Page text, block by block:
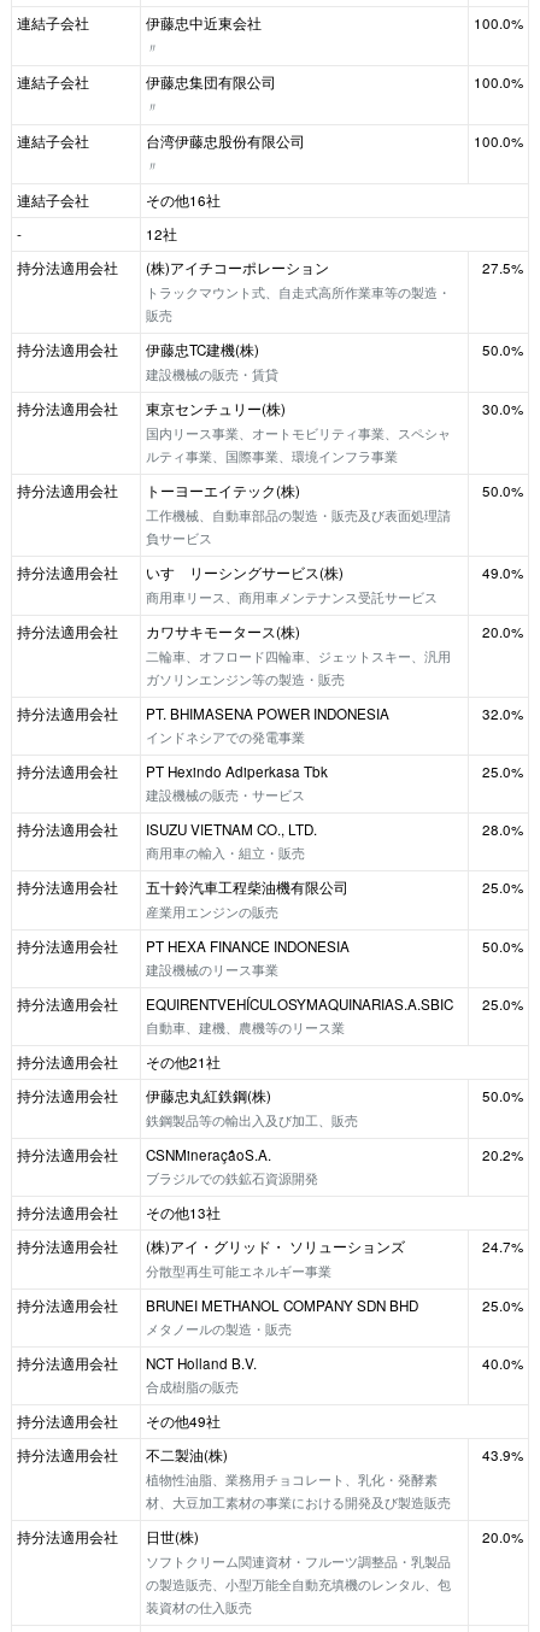
連結子会社
伊藤忠中近東会社
〃
100.0%
連結子会社
伊藤忠集団有限公司
〃
100.0%
連結子会社
台湾伊藤忠股份有限公司
〃
100.0%
連結子会社
その他16社
-
12社
持分法適用会社
(株)アイチコーポレーション
トラックマウント式、自走式高所作業車等の製造・
販売
27.5%
持分法適用会社
伊藤忠TC建機(株)
建設機械の販売・賃貸
50.0%
持分法適用会社
東京センチュリー(株)
国内リース事業、オートモビリティ事業、スペシャ
ルティ事業、国際事業、環境インフラ事業
30.0%
持分法適用会社
トーヨーエイテック(株)
工作機械、自動車部品の製造・販売及び表面処理請
負サービス
50.0%
持分法適用会社
いすゞリーシングサービス(株)
商用車リース、商用車メンテナンス受託サービス
49.0%
持分法適用会社
カワサキモータース(株)
二輪車、オフロード四輪車、ジェットスキー、汎用
ガソリンエンジン等の製造・販売
20.0%
持分法適用会社
PT. BHIMASENA POWER INDONESIA
インドネシアでの発電事業
32.0%
持分法適用会社
PT Hexindo Adiperkasa Tbk
建設機械の販売・サービス
25.0%
持分法適用会社
ISUZU VIETNAM CO., LTD.
商用車の輸入・組立・販売
28.0%
持分法適用会社
五十鈴汽車工程柴油機有限公司
産業用エンジンの販売
25.0%
持分法適用会社
PT HEXA FINANCE INDONESIA
建設機械のリース事業
50.0%
持分法適用会社
EQUIRENTVEHÍCULOSYMAQUINARIAS.A.SBIC
自動車、建機、農機等のリース業
25.0%
持分法適用会社
その他21社
持分法適用会社
伊藤忠丸紅鉄鋼(株)
鉄鋼製品等の輸出入及び加工、販売
50.0%
持分法適用会社
CSNMineraçãoS.A.
ブラジルでの鉄鉱石資源開発
20.2%
持分法適用会社
その他13社
持分法適用会社
(株)アイ・グリッド・ ソリューションズ
分散型再生可能エネルギー事業
24.7%
持分法適用会社
BRUNEI METHANOL COMPANY SDN BHD
メタノールの製造・販売
25.0%
持分法適用会社
NCT Holland B.V.
合成樹脂の販売
40.0%
持分法適用会社
その他49社
持分法適用会社
不二製油(株)
植物性油脂、業務用チョコレート、乳化・発酵素
材、大豆加工素材の事業における開発及び製造販売
43.9%
持分法適用会社
日世(株)
ソフトクリーム関連資材・フルーツ調整品・乳製品
の製造販売、小型万能全自動充填機のレンタル、包
装資材の仕入販売
20.0%